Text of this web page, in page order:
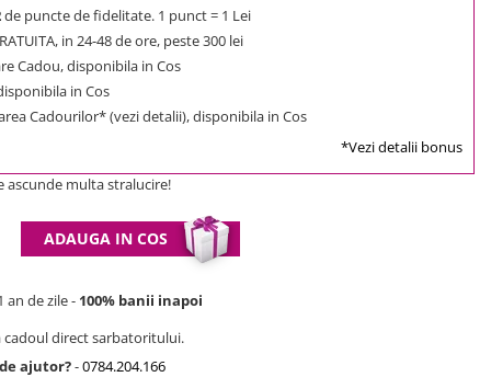
de puncte de fidelitate. 1 punct = 1 Lei
in 24-48 de ore, peste 300 lei
Cadou, disponibila in Cos
in Cos
Cadourilor* (vezi detalii), disponibila in Cos
*Vezi detalii bonus
ascunde multa stralucire!
ADAUGA IN COS
an de zile - 100% banii inapoi
cadoul direct sarbatoritului.
ajutor?-0784.204.166